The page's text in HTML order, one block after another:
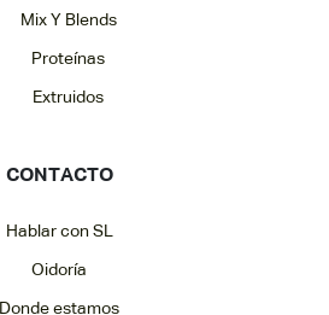
Mix Y Blends
Proteínas
Extruidos
CONTACTO
Hablar con SL
Oidoría
Donde estamos